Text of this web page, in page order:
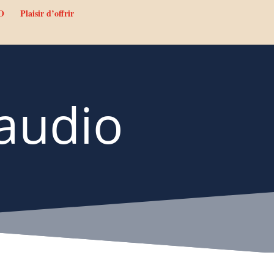
Plaisir d’offrir